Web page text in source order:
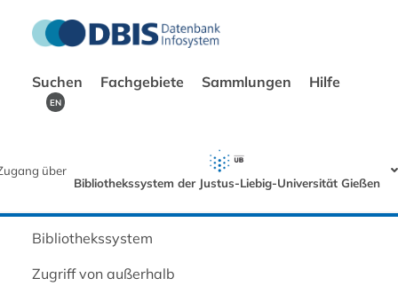
Suchen Fachgebiete Sammlungen Hilfe
EN
über
Bibliothekssystem der Justus-Liebig-Universität Gießen
Bibliothekssystem
Zugriff von außerhalb